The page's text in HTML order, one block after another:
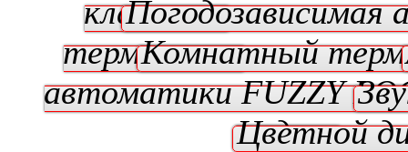
клапаном
Погодозависимая
термостат
Комнатный
автоматики FUZZY
модуль
Цветной